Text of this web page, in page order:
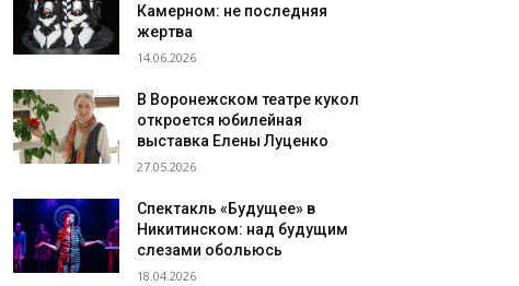
Камерном: не последняя
жертва
14.06.2026
В Воронежском театре кукол
откроется юбилейная
выставка Елены Луценко
27.05.2026
Спектакль «Будущее» в
Никитинском: над будущим
слезами обольюсь
18.04.2026